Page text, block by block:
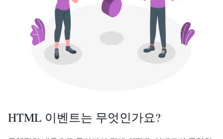
HTML 이벤트는 무엇인가요?